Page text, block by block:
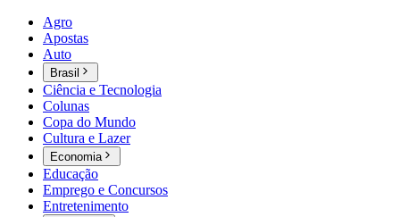
Agro
Apostas
Auto
Brasil
Ciência e Tecnologia
Colunas
Copa do Mundo
Cultura e Lazer
Economia
Educação
Emprego e Concursos
Entretenimento